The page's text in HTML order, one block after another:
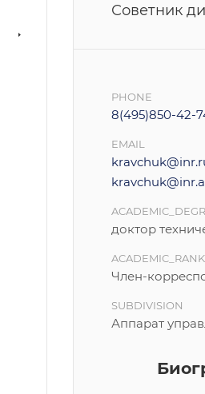
Советник
PHONE
8(495)850-42-
EMAIL
доктор
ACADEMIC_RANK
Член-
SUBDIVISION
Аппарат